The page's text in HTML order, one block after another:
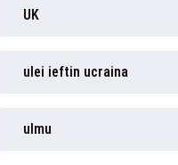
UK
ulei ieftin ucraina
ulmu